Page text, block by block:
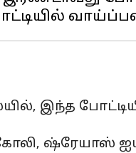
இந்த
ஷ்ரேயாஸ்